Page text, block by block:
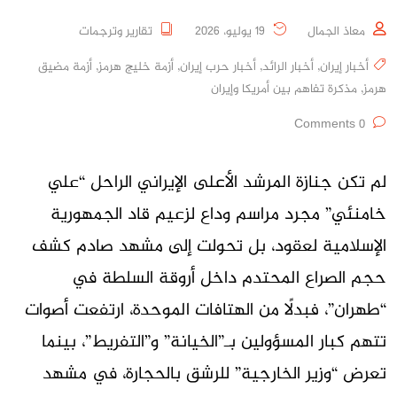
معاذ الجمال
تقارير وترجمات
أخبار إيران, أخبار الرائد, أخبار حرب إيران, أزمة خليج هرمز, أزمة مضيق
هرمز, مذكرة تفاهم بين أمريكا وإيران
لم تكن جنازة المرشد الأعلى الإيراني الراحل “علي
خامنئي” مجرد مراسم وداع لزعيم قاد الجمهورية
الإسلامية لعقود، بل تحولت إلى مشهد صادم كشف
حجم الصراع المحتدم داخل أروقة السلطة في
“طهران”، فبدلًا من الهتافات الموحدة، ارتفعت أصوات
تتهم كبار المسؤولين بـ”الخيانة” و”التفريط”، بينما
تعرض “وزير الخارجية” للرشق بالحجارة، في مشهد